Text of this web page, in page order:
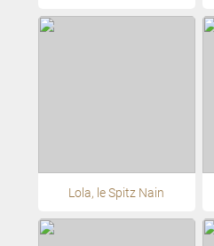
Lola, le Spitz Nain